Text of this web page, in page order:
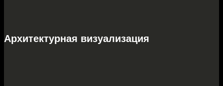
Архитектурная визуализация